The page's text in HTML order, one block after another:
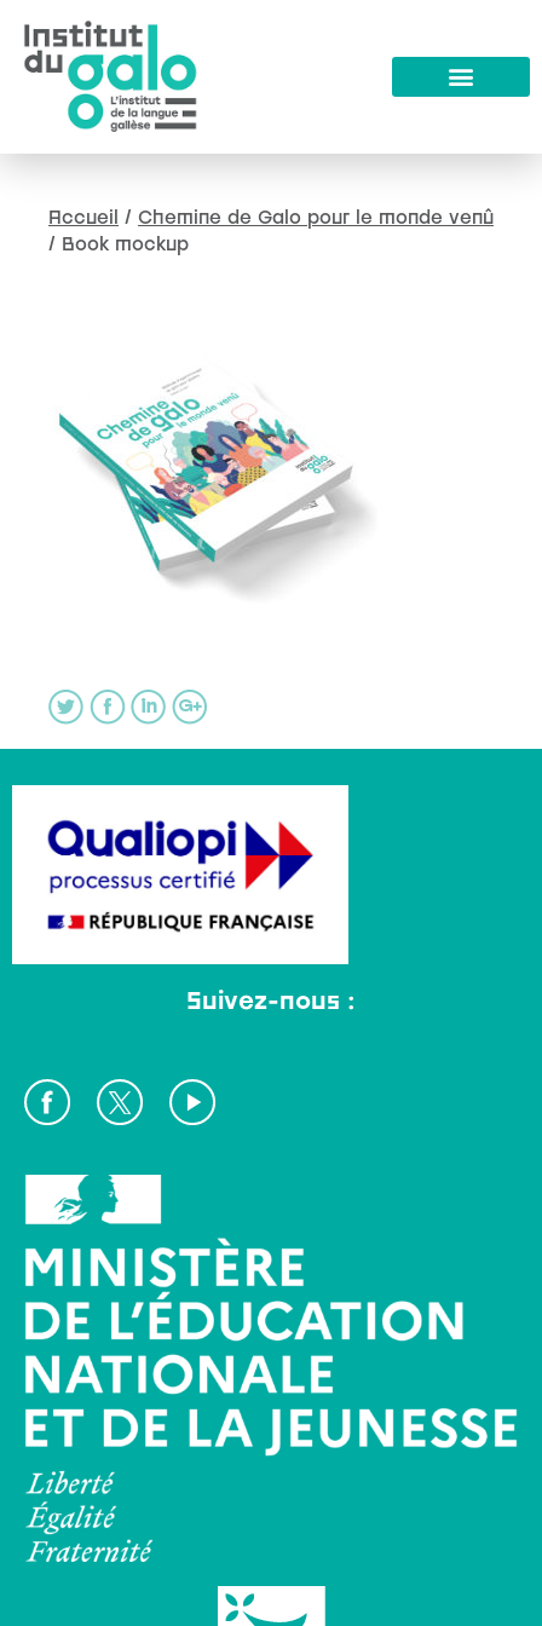
Accueil / Chemine de Galo pour le monde venû
/ Book mockup
Suivez-nous :